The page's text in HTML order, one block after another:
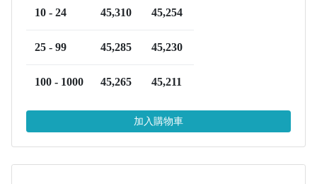
10 - 24 45,310 45,254
25 - 99 45,285 45,230
100 - 1000 45,265 45,211
加入購物車